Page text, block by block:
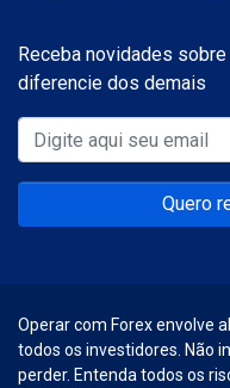
Receba novidades
diferencie dos demais
Quero
Operar com Forex envolve
todos os investidores. Não
perder. Entenda todos os